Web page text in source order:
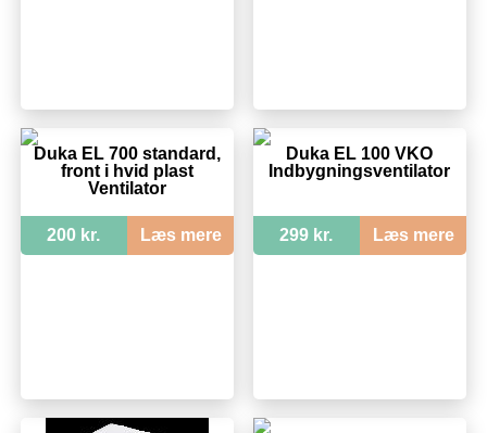
Duka EL 700 standard,
front i hvid plast
Ventilator
200 kr. Læs mere
Duka EL 100 VKO
Indbygningsventilator
299 kr. Læs mere